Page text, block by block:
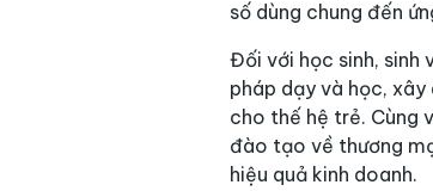
số dùng chung đến
Đối với học sinh, sinh
pháp dạy và học,
cho thế hệ trẻ. Cùng
đào tạo về thương
hiệu quả kinh doanh.